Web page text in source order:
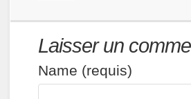
Laisser un
Name (requis)